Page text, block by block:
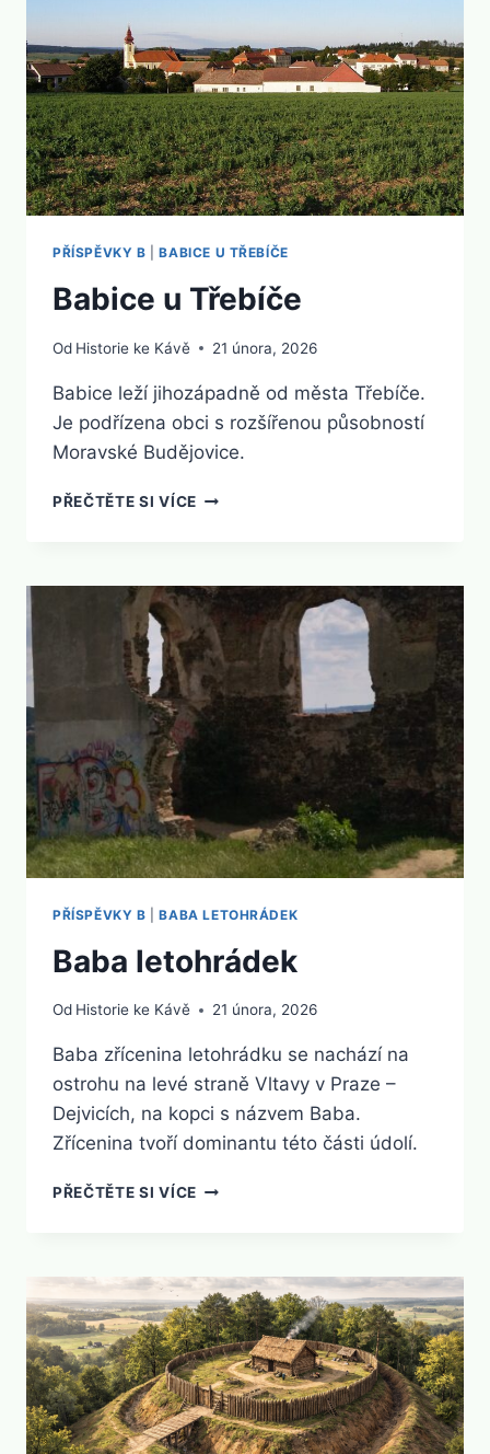
PŘÍSPĚVKY B |BABICE U TŘEBÍČE
Babice u Třebíče
Od Historie ke Kávě 21 února, 2026
Babice leží jihozápadně od města Třebíče.
Je podřízena obci s rozšířenou působností
Moravské Budějovice.
PŘEČTĚTE SI VÍCEBABICE
PŘÍSPĚVKY B |BABA LETOHRÁDEK
Baba letohrádek
Od Historie ke Kávě 21 února, 2026
Baba zřícenina letohrádku se nachází na
ostrohu na levé straně Vltavy v Praze –
Dejvicích, na kopci s názvem Baba.
Zřícenina tvoří dominantu této části údolí.
PŘEČTĚTE SI VÍCEBABA